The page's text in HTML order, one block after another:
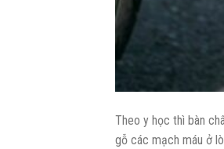
Theo y học thì bàn
gỗ các mạch máu ở